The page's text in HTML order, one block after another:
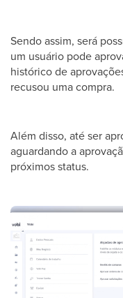
Sendo assim, será
um usuário pode
histórico de
recusou uma compra.
Além disso, até ser
aguardando a
próximos status.